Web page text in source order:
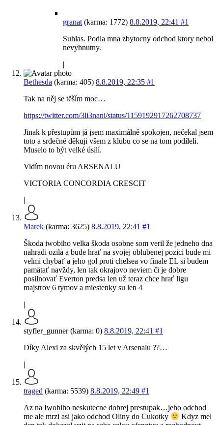
granat (karma: 1772) 8.8.2019, 22:41 #1
Suhlas. Podla mna zbytocny odchod ktory nebol
nevyhnutny.
|
Bethesda (karma: 405) 8.8.2019, 22:35 #1
Tak na něj se těším moc…
https://twitter.com/3li3nani/status/1159192917262708737
Jinak k přestupům já jsem maximálně spokojen, nečekal jsem
toto a srdečně děkuji všem z klubu co se na tom podíleli.
Muselo to být velké úsilí.
Vidím novou éru ARSENALU
VICTORIA CONCORDIA CRESCIT
|
Marek (karma: 3625) 8.8.2019, 22:41 #1
Škoda iwobiho velka škoda osobne som veril že jedneho dna
nahradi ozila a bude hrať na svojej oblubenej pozici bude mi
velmi chybať a jeho gol proti chelsea vo finale EL si budem
pamätať navždy, len tak okrajovo neviem či je dobre
posilnovať Everton predsa len už teraz chce hrať ligu
majstrov 6 tymov a miestenky su len 4
|
styfler_gunner (karma: 0) 8.8.2019, 22:41 #1
Díky Alexi za skvělých 15 let v Arsenalu ??…
|
traged (karma: 5539) 8.8.2019, 22:49 #1
Az na Iwobiho neskutecne dobrej prestupak…jeho odchod
me ale mrzi asi jako odchod Oliny do Cukotky
Kdyz mel